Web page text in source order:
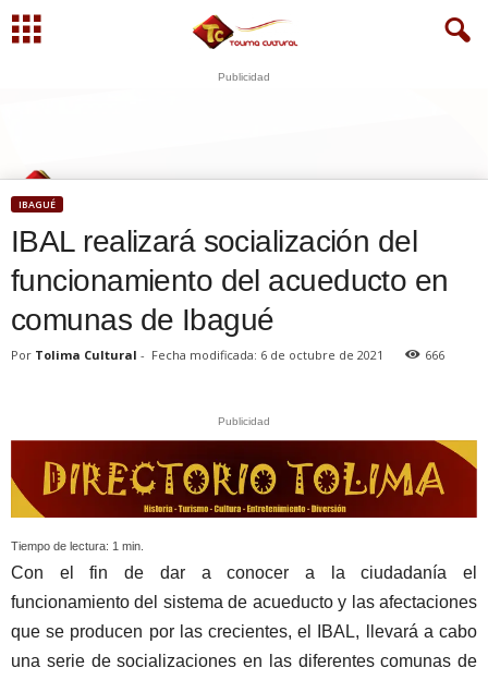
Publicidad
WhatsApp
+573249605958
IBAGUÉ
IBAL realizará socialización del
funcionamiento del acueducto en
comunas de Ibagué
Por Tolima Cultural - Fecha modificada: 6 de octubre de 2021 666
Publicidad
Tiempo de lectura: 1 min.
Con el fin de dar a conocer a la ciudadanía el
funcionamiento del sistema de acueducto y las afectaciones
que se producen por las crecientes, el IBAL, llevará a cabo
una serie de socializaciones en las diferentes comunas de